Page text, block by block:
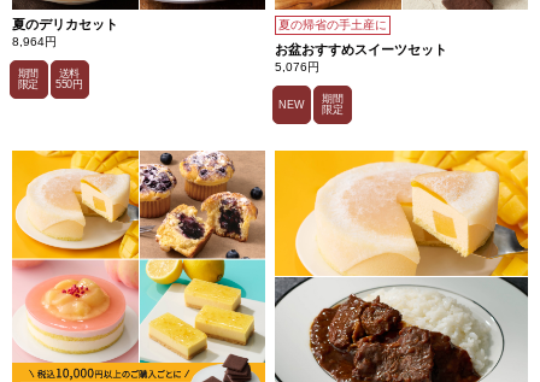
夏のデリカセット
8,964円
期間
限定
送料
550円
夏の帰省の手土産に
お盆おすすめスイーツセット
5,076円
NEW
期間
限定